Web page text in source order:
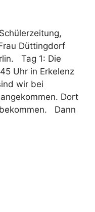
Düttingdorf
Tag 1: Die
Uhr in Erkelenz
wir bei
Dort
Dann